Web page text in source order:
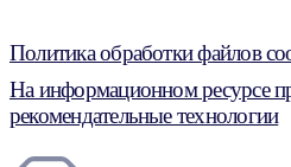
Политика обработки файлов
На информационном ресурсе
рекомендательные технологии